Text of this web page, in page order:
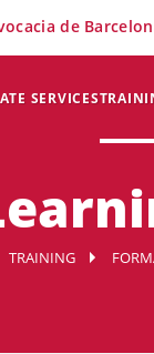
SERVICES
de
TRAINING